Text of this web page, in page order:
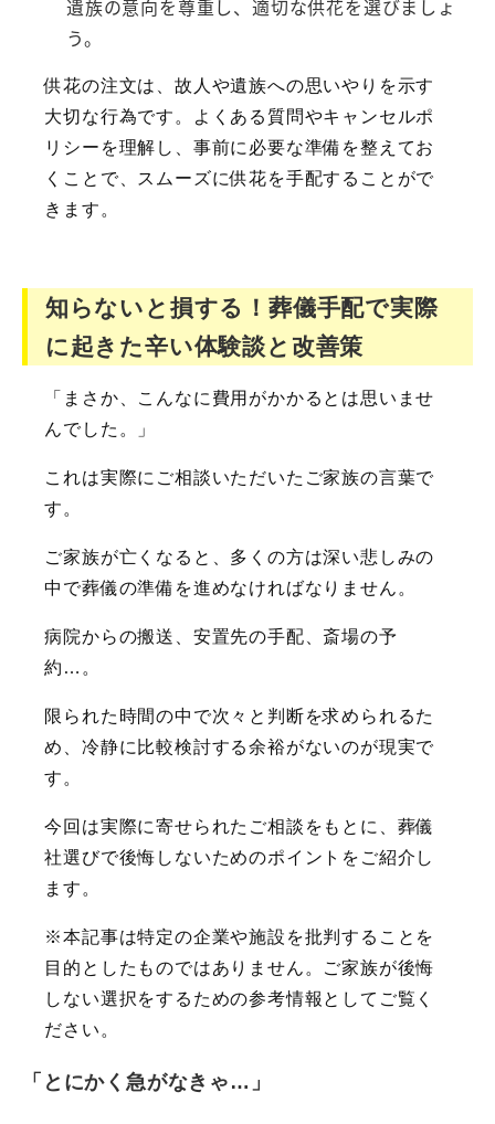
遺族の意向を尊重し、適切な供花を選びましょ
う。
供花の注文は、故人や遺族への思いやりを示す
大切な行為です。よくある質問やキャンセルポ
リシーを理解し、事前に必要な準備を整えてお
くことで、スムーズに供花を手配することがで
きます。
知らないと損する！葬儀手配で実際
に起きた辛い体験談と改善策
「まさか、こんなに費用がかかるとは思いませ
んでした。」
これは実際にご相談いただいたご家族の言葉で
す。
ご家族が亡くなると、多くの方は深い悲しみの
中で葬儀の準備を進めなければなりません。
病院からの搬送、安置先の手配、斎場の予
約…。
限られた時間の中で次々と判断を求められるた
め、冷静に比較検討する余裕がないのが現実で
す。
今回は実際に寄せられたご相談をもとに、葬儀
社選びで後悔しないためのポイントをご紹介し
ます。
※本記事は特定の企業や施設を批判することを
目的としたものではありません。ご家族が後悔
しない選択をするための参考情報としてご覧く
ださい。
「とにかく急がなきゃ…」